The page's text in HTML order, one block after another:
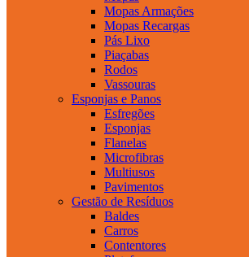
Mopas Armações
Mopas Recargas
Pás Lixo
Piaçabas
Rodos
Vassouras
Esponjas e Panos
Esfregões
Esponjas
Flanelas
Microfibras
Multiusos
Pavimentos
Gestão de Resíduos
Baldes
Carros
Contentores